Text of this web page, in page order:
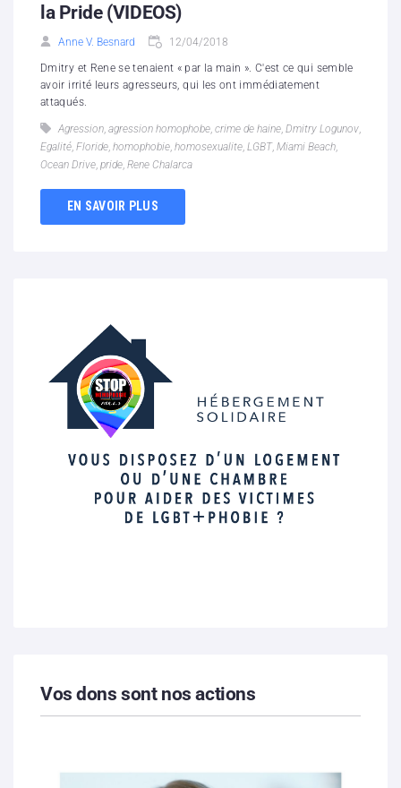
la Pride (VIDEOS)
Anne V. Besnard 12/04/2018
Dmitry et Rene se tenaient « par la main ». C'est ce qui semble
avoir irrité leurs agresseurs, qui les ont immédiatement
attaqués.
Agression agression homophobe crime de haine Dmitry Logunov
Egalité Floride homophobie homosexualite LGBT, Miami Beach
Ocean Drive pride Rene Chalarca
EN SAVOIR PLUS
Vos dons sont nos actions